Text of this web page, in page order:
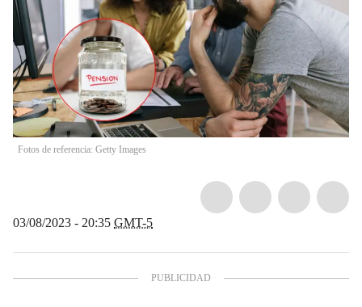
Fotos de referencia: Getty Images
03/08/2023 - 20:35 GMT-5